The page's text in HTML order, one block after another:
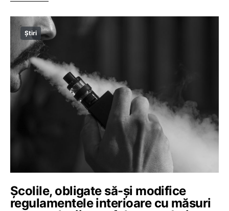
Știri
Școlile, obligate să-și modifice
regulamentele interioare cu măsuri